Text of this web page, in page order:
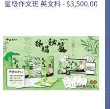
星級作文班 英文科 - $3,500.00